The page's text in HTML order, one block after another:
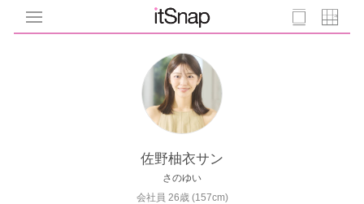
佐野柚衣サン
さのゆい
会社員 26歳 (157cm)